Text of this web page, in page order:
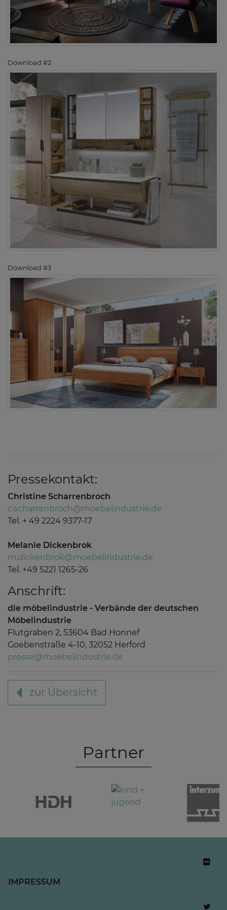
Download #2
Download #3
Pressekontakt:
Christine Scharrenbroch
c.scharrenbroch@moebelindustrie.de
Tel. + 49 2224 9377-17
Melanie Dickenbrok
m.dickenbrok@moebelindustrie.de
Tel. +49 5221 1265-26
Anschrift:
die möbelindustrie - Verbände der deutschen
Möbelindustrie
Flutgraben 2, 53604 Bad Honnef
Goebenstraße 4-10, 32052 Herford
presse@moebelindustrie.de
zur Übersicht
Partner
IMPRESSUM